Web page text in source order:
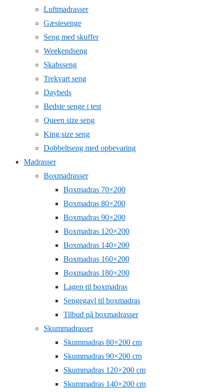
Luftmadrasser
Gæstesenge
Seng med skuffer
Weekendseng
Skabsseng
Trekvart seng
Daybeds
Bedste senge i test
Queen size seng
King size seng
Dobbeltseng med opbevaring
Madrasser
Boxmadrasser
Boxmadras 70×200
Boxmadras 80×200
Boxmadras 90×200
Boxmadras 120×200
Boxmadras 140×200
Boxmadras 160×200
Boxmadras 180×200
Lagen til boxmadras
Sengegavl til boxmadras
Tilbud på boxmadrasser
Skummadrasser
Skummadras 80×200 cm
Skummadras 90×200 cm
Skummadras 120×200 cm
Skummadras 140×200 cm